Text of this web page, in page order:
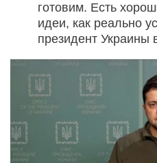
готовим. Есть
идеи, как реально
президент Украины